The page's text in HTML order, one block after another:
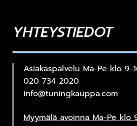
YHTEYSTIEDOT
Asiakaspalvelu Ma-Pe klo 9-
020 734 2020
info@tuningkauppa.com
Myymälä avoinna Ma-Pe klo